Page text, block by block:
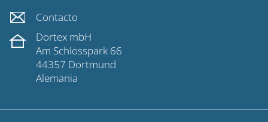
Contacto
Dortex mbH
Am Schlosspark 66
44357 Dortmund
Alemania